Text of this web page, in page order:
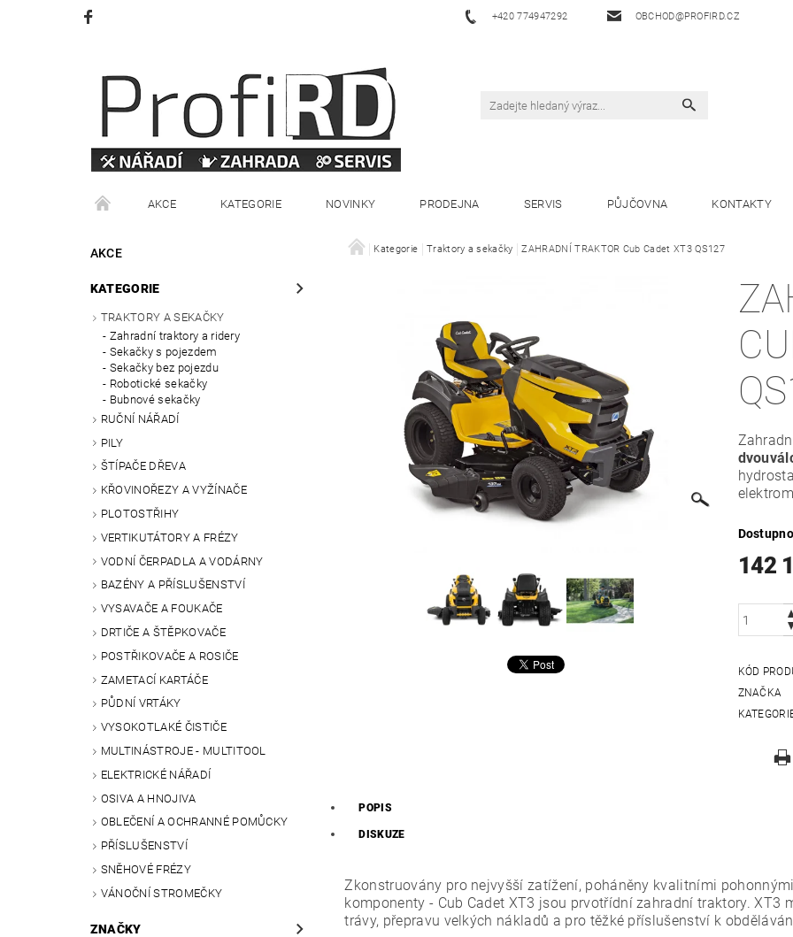
+420 774947292 OBCHOD@PROFIRD.CZ
AKCE KATEGORIE NOVINKY PRODEJNA SERVIS PŮJČOVNA KONTAKTY
VRÁCENÍ ZBOŽÍ OBCHODNÍ PODMÍNKY
AKCE
KATEGORIE
TRAKTORY A SEKAČKY
Zahradní traktory a ridery
Sekačky s pojezdem
Sekačky bez pojezdu
Robotické sekačky
Bubnové sekačky
RUČNÍ NÁŘADÍ
PILY
ŠTÍPAČE DŘEVA
KŘOVINOŘEZY A VYŽÍNAČE
PLOTOSTŘIHY
VERTIKUTÁTORY A FRÉZY
VODNÍ ČERPADLA A VODÁRNY
BAZÉNY A PŘÍSLUŠENSTVÍ
VYSAVAČE A FOUKAČE
DRTIČE A ŠTĚPKOVAČE
POSTŘIKOVAČE A ROSIČE
ZAMETACÍ KARTÁČE
PŮDNÍ VRTÁKY
VYSOKOTLAKÉ ČISTIČE
MULTINÁSTROJE - MULTITOOL
ELEKTRICKÉ NÁŘADÍ
OSIVA A HNOJIVA
OBLEČENÍ A OCHRANNÉ POMŮCKY
PŘÍSLUŠENSTVÍ
SNĚHOVÉ FRÉZY
VÁNOČNÍ STROMEČKY
ZNAČKY
Kategorie Traktory a sekačky ZAHRADNÍ TRAKTOR Cub Cadet XT3 QS127
142
KÓD
ZNAČKA
POPIS
DISKUZE
Zkonstruovány pro nejvyšší zatížení, poháněny kvalitními
komponenty - Cub Cadet XT3 jsou prvotřídní zahradní traktory. XT3
trávy, přepravu velkých nákladů a pro těžké příslušenství k